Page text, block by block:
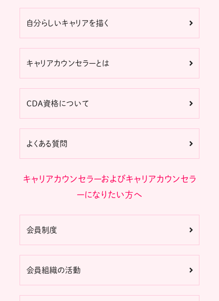
自分らしいキャリアを描く
キャリアカウンセラーとは
CDA資格について
よくある質問
キャリアカウンセラーおよびキャリアカウンセラ
ーになりたい方へ
会員制度
会員組織の活動